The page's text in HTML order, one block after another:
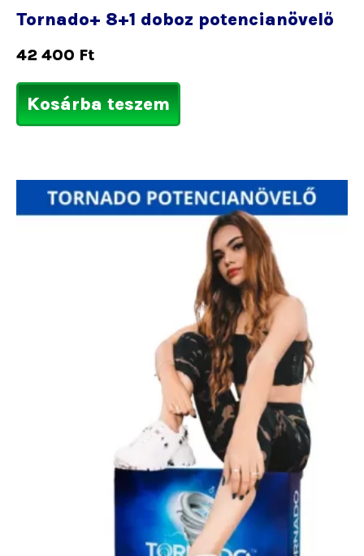
Tornado+ 8+1 doboz potencianövelő
42 400 Ft
Kosárba teszem